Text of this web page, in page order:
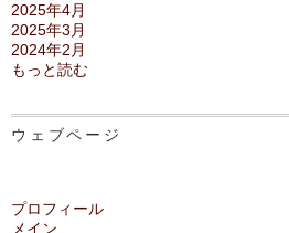
2025年4月
2025年3月
2024年2月
もっと読む
ウェブページ
プロフィール
メイン